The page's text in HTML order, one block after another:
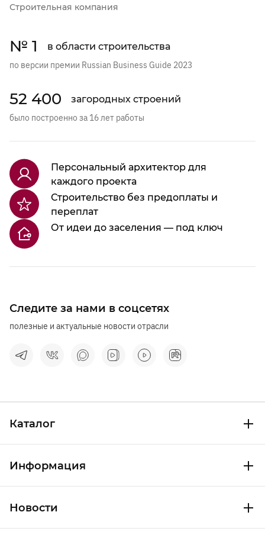
Строительная компания
№ 1 в области строительства
по версии премии Russian Business Guide 2023
52 400 загородных строений
было построенно за 16 лет работы
Следите за нами в соцсетях
полезные и актуальные новости отрасли
Персональный архитектор для
каждого проекта
Строительство без предоплаты и
переплат
От идеи до заселения — под ключ
Каталог
Информация
Новости